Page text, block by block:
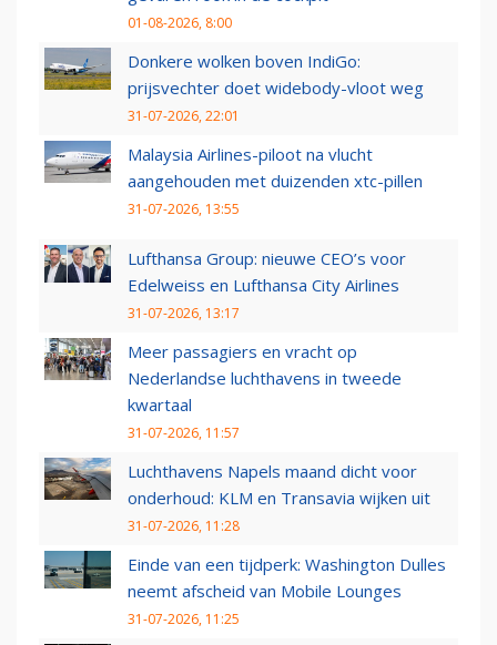
01-08-2026, 8:00
Donkere wolken boven IndiGo:
prijsvechter doet widebody-vloot weg
31-07-2026, 22:01
Malaysia Airlines-piloot na vlucht
aangehouden met duizenden xtc-pillen
31-07-2026, 13:55
Lufthansa Group: nieuwe CEO’s voor
Edelweiss en Lufthansa City Airlines
31-07-2026, 13:17
Meer passagiers en vracht op
Nederlandse luchthavens in tweede
kwartaal
31-07-2026, 11:57
Luchthavens Napels maand dicht voor
onderhoud: KLM en Transavia wijken uit
31-07-2026, 11:28
Einde van een tijdperk: Washington Dulles
neemt afscheid van Mobile Lounges
31-07-2026, 11:25